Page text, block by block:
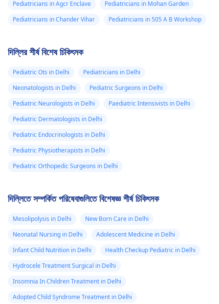
Pediatricians in Agcr Enclave
Pediatricians in Mohan Garden
Pediatricians in Chander Vihar
Pediatricians in 505 A B Workshop
দিল্লির শীর্ষ বিশেষ চিকিৎসক
Pediatric Ots in Delhi
Pediatricians in Delhi
Neonatologists in Delhi
Pediatric Surgeons in Delhi
Pediatric Neurologists in Delhi
Paediatric Intensivists in Delhi
Pediatric Dermatologists in Delhi
Pediatric Endocrinologists in Delhi
Pediatric Physiotherapists in Delhi
Pediatric Orthopedic Surgeons in Delhi
দিল্লিতে সম্পর্কিত পরিষেবাগুলিতে বিশেষজ্ঞ শীর্ষ চিকিৎসক
Mesolipolysis in Delhi
New Born Care in Delhi
Neonatal Nursing in Delhi
Adolescent Medicine in Delhi
Infant Child Nutrition in Delhi
Health Checkup Pediatric in Delhi
Hydrocele Treatment Surgical in Delhi
Insomnia In Children Treatment in Delhi
Adopted Child Syndrome Treatment in Delhi